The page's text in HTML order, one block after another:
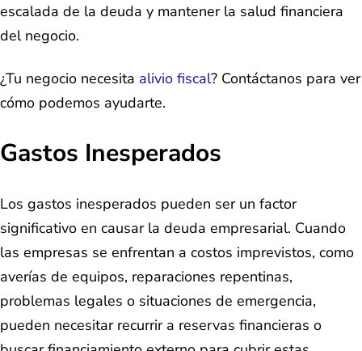
escalada de la deuda y mantener la salud financiera
del negocio.
¿Tu negocio necesita alivio fiscal? Contáctanos para ver
cómo podemos ayudarte.
Gastos Inesperados
Los gastos inesperados pueden ser un factor
significativo en causar la deuda empresarial. Cuando
las empresas se enfrentan a costos imprevistos, como
averías de equipos, reparaciones repentinas,
problemas legales o situaciones de emergencia,
pueden necesitar recurrir a reservas financieras o